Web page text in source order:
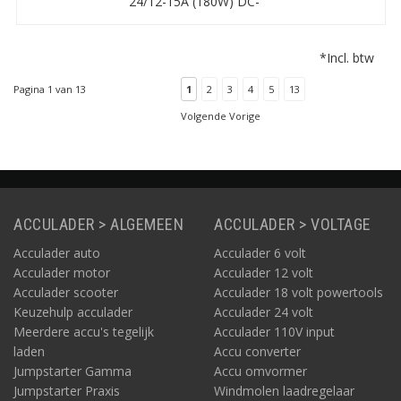
*Incl. btw
Pagina 1 van 13 1 2 3 4 5
13
Volgende Vorige
ACCULADER > ALGEMEEN
Acculader auto
Acculader motor
Acculader scooter
Keuzehulp acculader
Meerdere accu's tegelijk
laden
Jumpstarter Gamma
Jumpstarter Praxis
ACCULADER > VOLTAGE
Acculader 6 volt
Acculader 12 volt
Acculader 18 volt powertools
Acculader 24 volt
Acculader 110V input
Accu converter
Accu omvormer
Windmolen laadregelaar